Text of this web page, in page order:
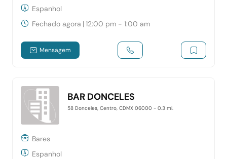
Espanhol
Fechado agora |12:00 pm - 1:00 am
Mensagem
BAR DONCELES
58 Donceles, Centro, CDMX 06000 - 0.3 mi.
Bares
Espanhol